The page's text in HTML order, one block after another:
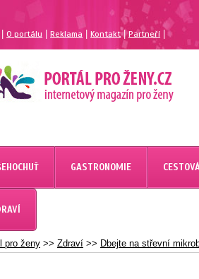
|O portálu Reklama Kontakt| Partneří
PRO ŽENY
PRO ŽENY.CZ
GASTRONOMIE
pro ženy >> Zdraví >> Dbejte na střevní